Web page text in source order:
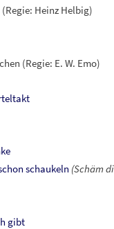
Heinz Helbig)
(Regie: E. W. Emo)
schaukeln (Schäm
gibt